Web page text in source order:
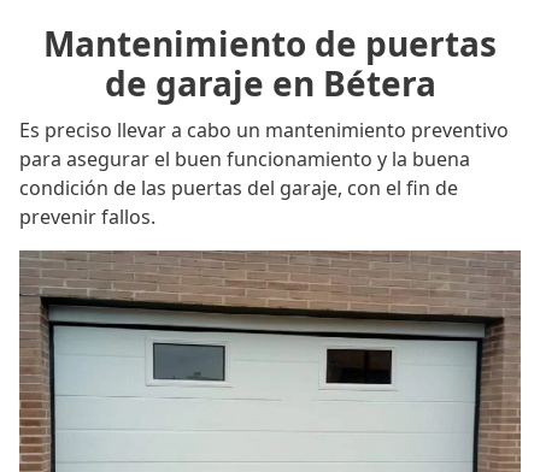
Mantenimiento de puertas
de garaje en Bétera
Es preciso llevar a cabo un mantenimiento preventivo
para asegurar el buen funcionamiento y la buena
condición de las puertas del garaje, con el fin de
prevenir fallos.